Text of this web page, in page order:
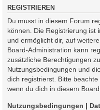
REGISTRIEREN
Du musst in diesem Forum
können. Die Registrierung ist
und ermöglicht dir, auf
Board-Administration kann
zusätzliche Berechtigungen
Nutzungsbedingungen und
dich registrierst. Bitte
wenn du dich in diesem
Nutzungsbedingungen |